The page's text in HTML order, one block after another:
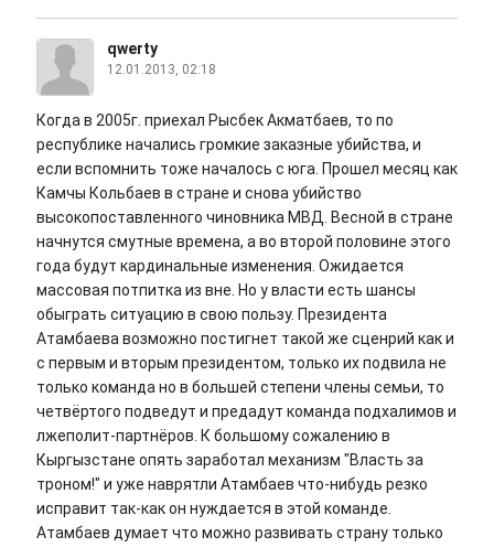
qwerty
12.01.2013, 02:18
Когда в 2005г. приехал Рысбек Акматбаев, то по
республике начались громкие заказные убийства, и
если вспомнить тоже началось с юга. Прошел месяц как
Камчы Кольбаев в стране и снова убийство
высокопоставленного чиновника МВД. Весной в стране
начнутся смутные времена, а во второй половине этого
года будут кардинальные изменения. Ожидается
массовая потпитка из вне. Но у власти есть шансы
обыграть ситуацию в свою пользу. Президента
Атамбаева возможно постигнет такой же сценрий как и
с первым и вторым президентом, только их подвила не
только команда но в большей степени члены семьи, то
четвёртого подведут и предадут команда подхалимов и
лжеполит-партнёров. К большому сожалению в
Кыргызстане опять заработал механизм "Власть за
троном!" и уже наврятли Атамбаев что-нибудь резко
исправит так-как он нуждается в этой команде.
Атамбаев думает что можно развивать страну только